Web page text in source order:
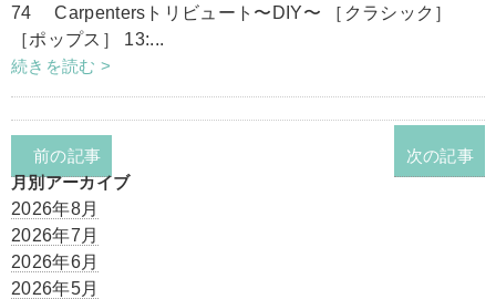
74 Carpentersトリビュート〜DIY〜 ［クラシック］
［ポップス］ 13:...
続きを読む >
前の記事
次の記事
月別アーカイブ
2026年8月
2026年7月
2026年6月
2026年5月